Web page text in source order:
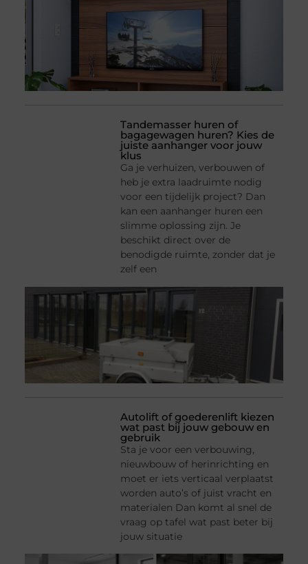
Tandemasser huren of
bagagewagen huren? Kies de
juiste aanhanger voor jouw
klus
Ga je verhuizen, verbouwen of
heb je extra laadruimte nodig
voor een tijdelijk project? Dan
kan een aanhanger huren een
slimme oplossing zijn. Je
beschikt direct over de
benodigde ruimte, zonder dat je
zelf een
Autolift of goederenlift kiezen
wat past bij jouw gebouw en
gebruik
Sta je voor een verbouwing,
nieuwbouw of herinrichting en
moet er iets verticaal verplaatst
worden auto’s of juist vracht en
materialen Dan komt al snel de
vraag op tafel wat past beter bij
jouw situatie